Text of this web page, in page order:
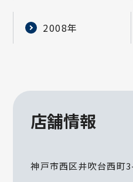
2008年
店舗情報
神戸市西区井吹台西町